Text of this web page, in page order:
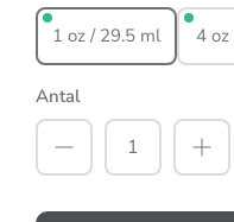
1 oz / 29.5 ml 4
Antal